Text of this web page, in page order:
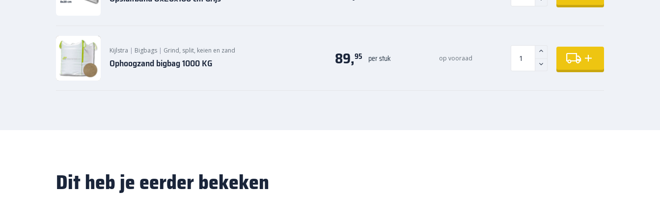
Kijlstra | Bigbags | Grind, split, keien en zand
Ophoogzand bigbag 1000 KG 89,95 per stuk op vooraad
Dit heb je eerder bekeken